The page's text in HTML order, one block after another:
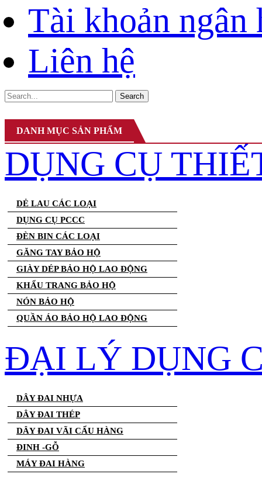
Tài khoản ngân
Liên hệ
Search
DANH MỤC SẢN PHẨM
DỤNG CỤ
DẺ LAU CÁC LOẠI
DỤNG CỤ PCCC
ĐÈN BIN CÁC LOẠI
GĂNG TAY BẢO HỘ
GIÀY DÉP BẢO HỘ LAO ĐỘNG
KHẨU TRANG BẢO HỘ
NÓN BẢO HỘ
QUẦN ÁO BẢO HỘ LAO ĐỘNG
ĐẠI LÝ DỤNG
DÂY ĐAI NHỰA
DÂY ĐAI THÉP
DÂY ĐAI VÃI CẨU HÀNG
ĐINH -GỖ
MÁY ĐAI HÀNG